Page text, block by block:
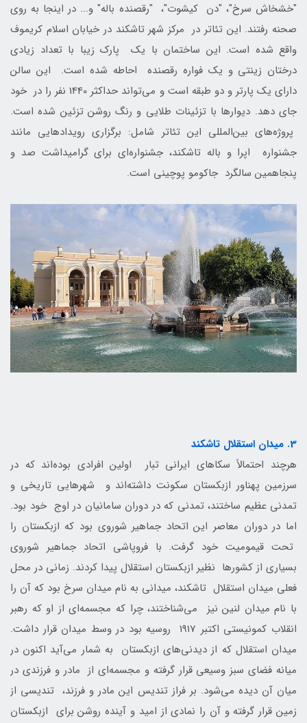
"خشخاش سرخ"، "دن کیشوت"، "رقصنده باله" و... در اینجا به روی
صحنه رفتند. این تئاتر در مرکز شهر تاشکند در خیابان اسلام کریموف
واقع شده است. این ساختمان با یک پارک زیبا با تعداد زیادی
درختان زینتی و یک فواره رقصنده احاطه شده است. این سالن
دارای یک پارتر و دو طبقه است و می‌تواند حداکثر 1440 نفر را در خود
جای دهد. دیوارها با تزئینات طلایی و رنگ روشن تزئین شده است.
پروژه‌های بین‌المللی این تئاتر شامل: برگزاری رویدادهایی مانند
جشنواره اپرا و باله تاشکند، جشنواره‌ای برای گرامیداشت صد و
پنجاهمین سالگرد جاکومو پوچینی است.
3. میدان استقلال تاشکند
هرچند احتمالاً سکاهای ایرانی تبار اولین افرادی بوده‌اند که در
سرزمین پهناور ازبکستان سکونت داشته‌اند و شهرهایی تاریخی و
تمدنی عظیم ساختند، تمدنی که در دوران سامانیان در اوج خود بود.
اما در دوران معاصر این اتحاد جماهیر شوروی بود که ازبکستان را
تحت قیمومیت خود گرفت. با فروپاشی اتحاد جماهیر شوروی
بسیاری از کشورها نظیر ازبکستان استقلال پیدا کردند. زمانی در محل
فعلی میدان استقلال تاشکند، میدانی به نام میدان سرخ بود که آن را
با نام میدان لنین نیز می‌شناختند، چرا که مجسمه‌ای از او که رهبر
انقلاب کمونیستی اکتبر 1917 روسیه بود در وسط میدان قرار داشت.
میدان استقلال که از دیدنی‌های ازبکستان به شمار می‌آید اکنون در
میانه فضای سبز وسیعی قرار گرفته و مجسمه‌ای از مادر و فرزندی در
میان آن دیده می‌شود. بر فراز تندیس این مادر و فرزند، تندیسی از
زمین قرار گرفته و آن را نمادی از امید و آینده روشن برای ازبکستان